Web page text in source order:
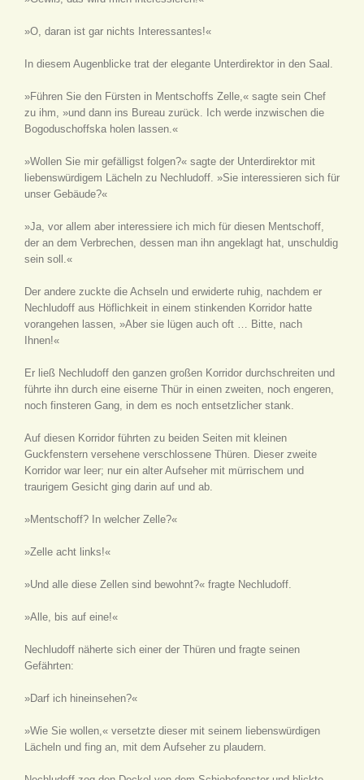
»O, daran ist gar nichts Interessantes!«
In diesem Augenblicke trat der elegante Unterdirektor in den Saal.
»Führen Sie den Fürsten in Mentschoffs Zelle,« sagte sein Chef
zu ihm, »und dann ins Bureau zurück. Ich werde inzwischen die
Bogoduschoffska holen lassen.«
»Wollen Sie mir gefälligst folgen?« sagte der Unterdirektor mit
liebenswürdigem Lächeln zu Nechludoff. »Sie interessieren sich für
unser Gebäude?«
»Ja, vor allem aber interessiere ich mich für diesen Mentschoff,
der an dem Verbrechen, dessen man ihn angeklagt hat, unschuldig
sein soll.«
Der andere zuckte die Achseln und erwiderte ruhig, nachdem er
Nechludoff aus Höflichkeit in einem stinkenden Korridor hatte
vorangehen lassen, »Aber sie lügen auch oft … Bitte, nach
Ihnen!«
Er ließ Nechludoff den ganzen großen Korridor durchschreiten und
führte ihn durch eine eiserne Thür in einen zweiten, noch engeren,
noch finsteren Gang, in dem es noch entsetzlicher stank.
Auf diesen Korridor führten zu beiden Seiten mit kleinen
Guckfenstern versehene verschlossene Thüren. Dieser zweite
Korridor war leer; nur ein alter Aufseher mit mürrischem und
traurigem Gesicht ging darin auf und ab.
»Mentschoff? In welcher Zelle?«
»Zelle acht links!«
»Und alle diese Zellen sind bewohnt?« fragte Nechludoff.
»Alle, bis auf eine!«
Nechludoff näherte sich einer der Thüren und fragte seinen
Gefährten:
»Darf ich hineinsehen?«
»Wie Sie wollen,« versetzte dieser mit seinem liebenswürdigen
Lächeln und fing an, mit dem Aufseher zu plaudern.